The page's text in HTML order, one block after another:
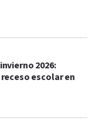
2026:
escolar en